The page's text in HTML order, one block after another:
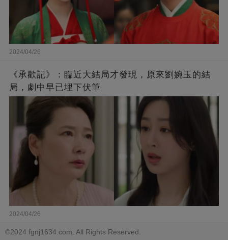
2024/04/26
《承歡記》：臨近大結局才發現，原來劉婉玉的結
局，劇中早已埋下伏筆
2024/04/26
©2024 fgnj1634.com. All Rights Reserved.